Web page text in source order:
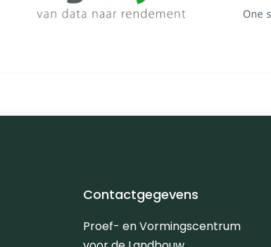
Contactgegevens
Proef- en Vormingscentrum